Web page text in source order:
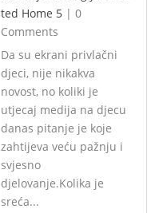
ted Home 5 | 0
Comments
Da su ekrani privlačni
djeci, nije nikakva
novost, no koliki je
utjecaj medija na djecu
danas pitanje je koje
zahtijeva veću pažnju i
svjesno
djelovanje.Kolika je
sreća...